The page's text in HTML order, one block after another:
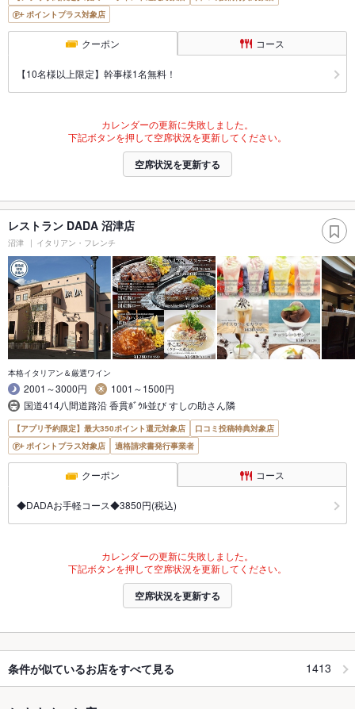
ポイントプラス対象店
クーポン コース
【10名様以上限定】幹事様1名無料！
カレンダーの更新に失敗しました。
下記ボタンを押して空席状況を更新してください。
空席状況を更新する
レストラン DADA 沼津店
沼津 イタリアン・フレンチ
本格イタリアン＆厳選ワイン
2001～3000円
1001～1500円
国道414八間道路沿 香貫ﾎﾞｳﾙ並び すしの助さん隣
【アプリ予約限定】最大350ポイント還元対象店
口コミ投稿特典対象店
ポイントプラス対象店
適格請求書発行事業者
クーポン コース
◆DADAお手軽コース◆3850円(税込)
カレンダーの更新に失敗しました。
下記ボタンを押して空席状況を更新してください。
空席状況を更新する
条件が似ているお店をすべて見る 1413